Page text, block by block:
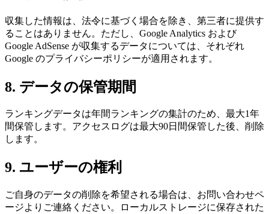
収集した情報は、法令に基づく場合を除き、第三者に提供す
ることはありません。ただし、Google Analytics および
Google AdSense が収集するデータについては、それぞれ
Google のプライバシーポリシーが適用されます。
8. データの保管期間
ランキングデータは年間ランキングの集計のため、最大1年
間保管します。アクセスログは最大90日間保管した後、削除
します。
9. ユーザーの権利
ご自身のデータの削除を希望される場合は、お問い合わせペ
ージよりご連絡ください。ローカルストレージに保存された